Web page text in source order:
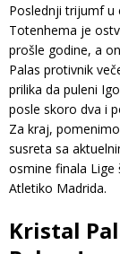
Poslednji trijumf u
Totenhema je
prošle godine, a
Palas protivnik
prilika da puleni
posle skoro dva i
Za kraj,
susreta sa
osmine finala
Atletiko Madrida.
Kristal